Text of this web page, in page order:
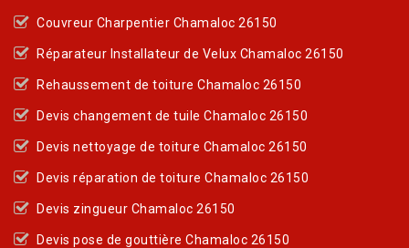
Couvreur Charpentier Chamaloc 26150
Réparateur Installateur de Velux Chamaloc 26150
Rehaussement de toiture Chamaloc 26150
Devis changement de tuile Chamaloc 26150
Devis nettoyage de toiture Chamaloc 26150
Devis réparation de toiture Chamaloc 26150
Devis zingueur Chamaloc 26150
Devis pose de gouttière Chamaloc 26150